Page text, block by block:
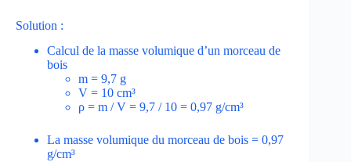
Solution :
Calcul de la masse volumique d’un morceau de
bois
m = 9,7 g
V = 10 cm³
ρ = m / V = 9,7 / 10 = 0,97 g/cm³
La masse volumique du morceau de bois = 0,97
g/cm³